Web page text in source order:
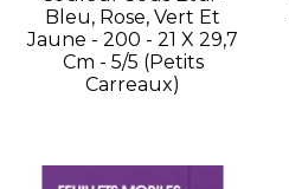
Bleu, Rose, Vert Et
Jaune - 200 - 21 X 29,7
Cm - 5/5 (petits
Carreaux)